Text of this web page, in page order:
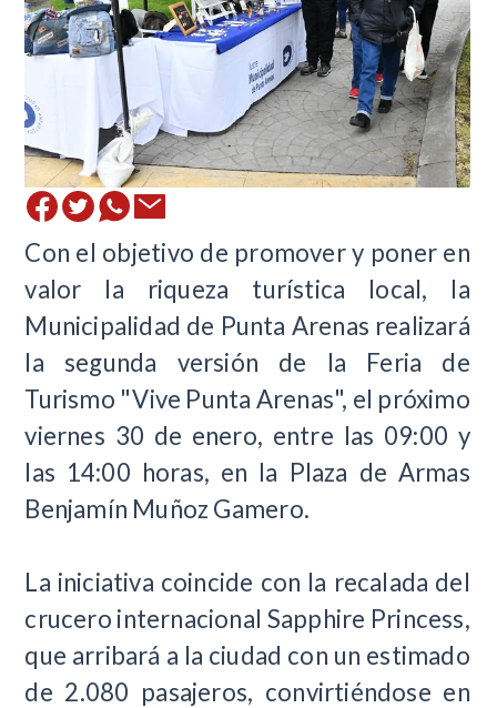
Con el objetivo de promover y poner en
valor la riqueza turística local, la
Municipalidad de Punta Arenas realizará
la segunda versión de la Feria de
Turismo "Vive Punta Arenas", el próximo
viernes 30 de enero, entre las 09:00 y
las 14:00 horas, en la Plaza de Armas
Benjamín Muñoz Gamero.
La iniciativa coincide con la recalada del
crucero internacional Sapphire Princess,
que arribará a la ciudad con un estimado
de 2.080 pasajeros, convirtiéndose en